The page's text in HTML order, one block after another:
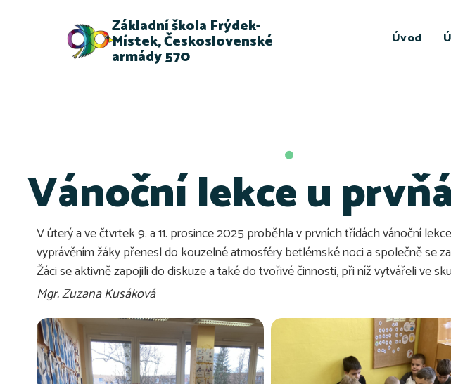
Základní škola Frýdek-
Místek, Československé
armády 570
Úvod
Vánoční lekce u
V úterý a ve čtvrtek 9. a 11. prosince 2025 proběhla v prvních třídách vánoční
vyprávěním žáky přenesl do kouzelné atmosféry betlémské noci a společně se
Žáci se aktivně zapojili do diskuze a také do tvořivé činnosti, při níž vytvářeli ve
Mgr. Zuzana Kusáková